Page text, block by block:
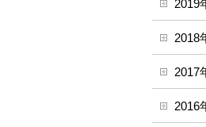
2019
2018
2017
2016